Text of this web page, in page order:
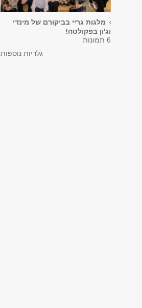
מלגות גריי בביקורם של מינדי
וג'ון בפקולטה!
6 תמונות
גלריות נוספות